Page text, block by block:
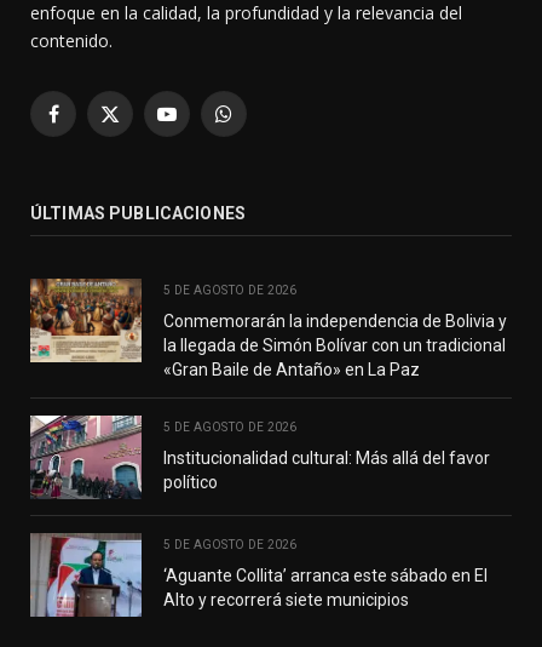
enfoque en la calidad, la profundidad y la relevancia del
contenido.
Facebook
X
YouTubeWhatsApp
ÚLTIMAS PUBLICACIONES
5 DE AGOSTO DE 2026
Conmemorarán la independencia de Bolivia y
la llegada de Simón Bolívar con un tradicional
«Gran Baile de Antaño» en La Paz
5 DE AGOSTO DE 2026
Institucionalidad cultural: Más allá del favor
político
5 DE AGOSTO DE 2026
‘Aguante Collita’ arranca este sábado en El
Alto y recorrerá siete municipios